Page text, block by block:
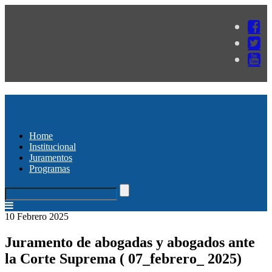
Home
Institucional
Juramentos
Programas
10 Febrero 2025
Juramento de abogadas y abogados ante
la Corte Suprema ( 07_febrero_ 2025)